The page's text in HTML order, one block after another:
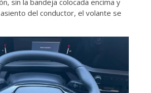
sin la bandeja colocada encima y
del conductor, el volante se